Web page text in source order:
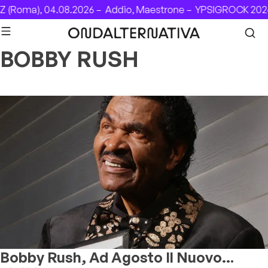
Skip to content
(Roma), 04.08.2026 – Addio, Maestrone – YPSIGROCK
BOBBY RUSH
Bobby Rush, Ad Agosto Il Nuovo